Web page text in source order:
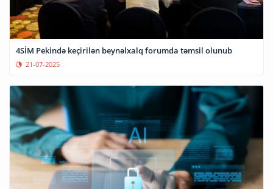
4SİM Pekində keçirilən beynəlxalq forumda təmsil olunub
21-07-2025